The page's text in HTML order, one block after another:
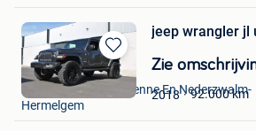
Bewaren
in
jeep wrangler jl
Zie
2018 92.000km
Frans
Zingem+Deel Dikkelvenne En Nederzwalm-
Hermelgem